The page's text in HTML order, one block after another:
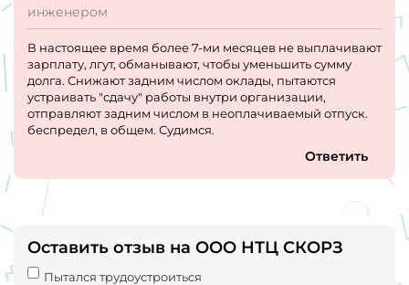
инженером
В настоящее время более 7-ми месяцев не выплачивают
зарплату, лгут, обманывают, чтобы уменьшить сумму
долга. Снижают задним числом оклады, пытаются
устраивать "сдачу" работы внутри организации,
отправляют задним числом в неоплачиваемый отпуск.
беспредел, в общем. Судимся.
Ответить
Оставить отзыв на ООО НТЦ СКОРЗ
Пытался трудоустроиться